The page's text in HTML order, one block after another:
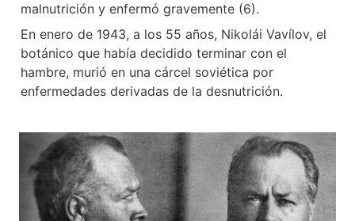
malnutrición y enfermó gravemente (6).
En enero de 1943, a los 55 años, Nikolái Vavílov, el
botánico que había decidido terminar con el
hambre, murió en una cárcel soviética por
enfermedades derivadas de la desnutrición.